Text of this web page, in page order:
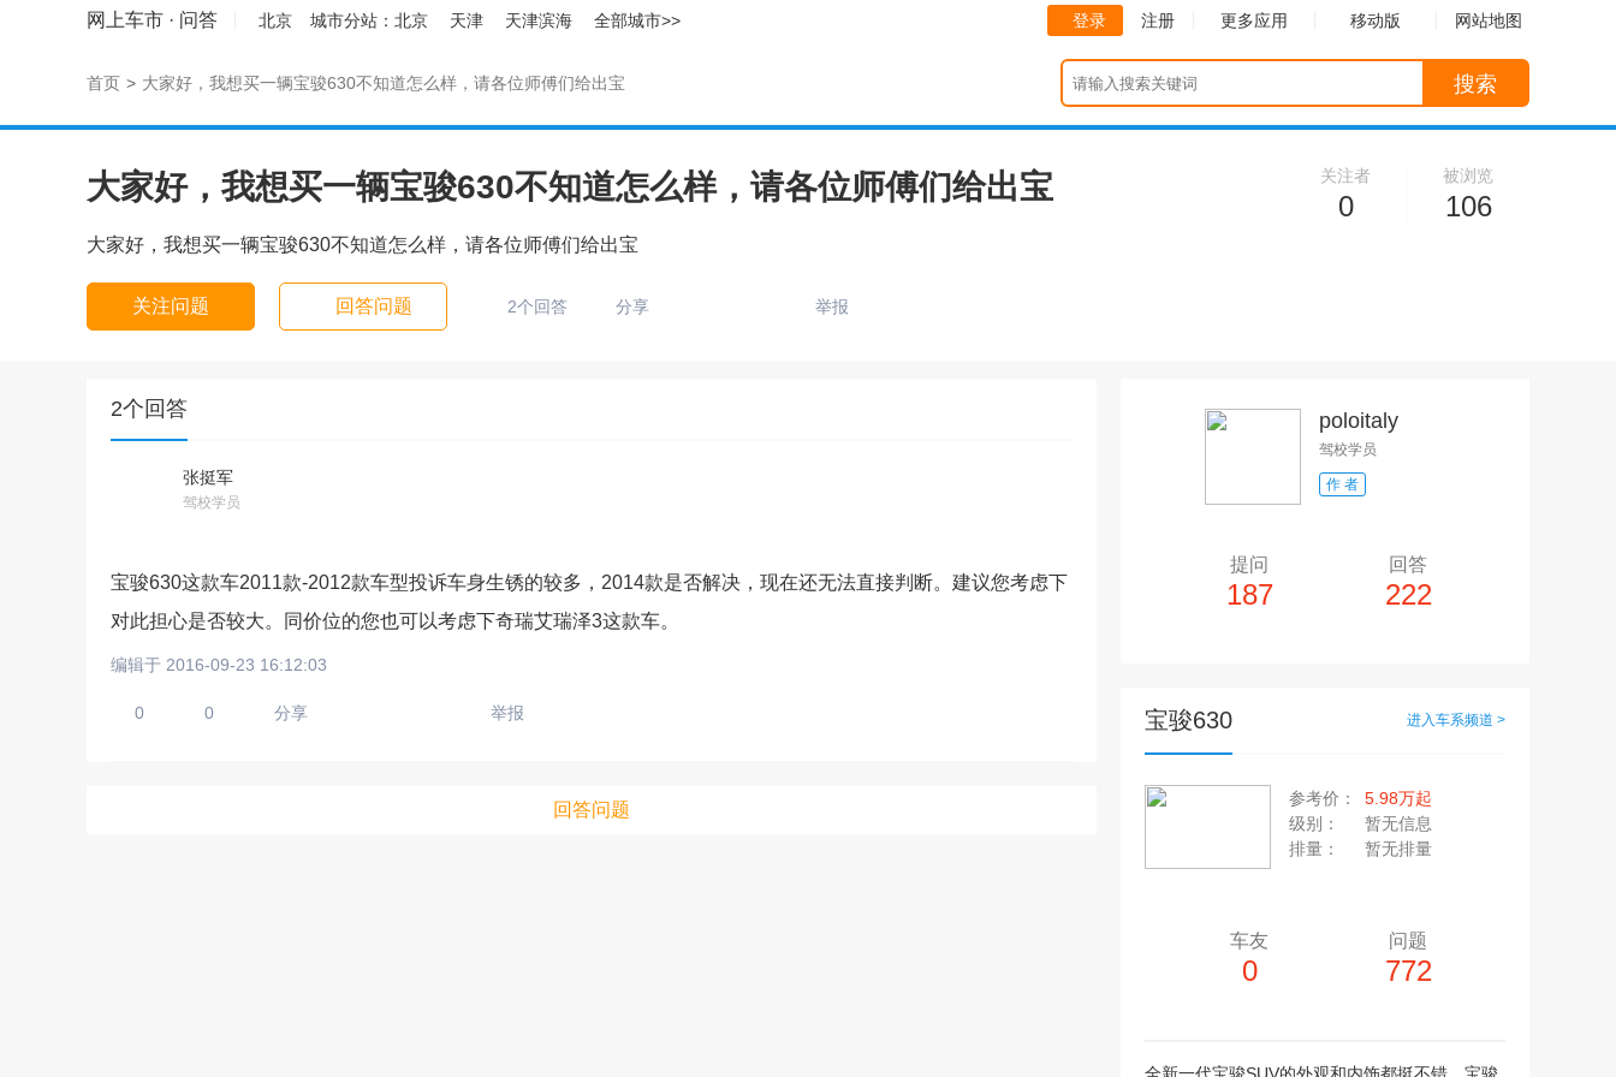
网上车市 · 问答 北京 城市分站： 北京 天津 天津滨海 全部城市>> 登录 注册 更多应用 移动版 网站地图
首页 > 大家好，我想买一辆宝骏630不知道怎么样，请各位师傅们给出宝 搜索
大家好，我想买一辆宝骏630不知道怎么样，请各位师傅们给出宝
大家好，我想买一辆宝骏630不知道怎么样，请各位师傅们给出宝
关注问题 回答问题 2个回答 分享 举报
被浏览
106
关注者
0
2个回答
张挺军
驾校学员
宝骏630这款车2011款-2012款车型投诉车身生锈的较多，2014款是否解决，现在还无法直接判断。建议您考虑下
对此担心是否较大。同价位的您也可以考虑下奇瑞艾瑞泽3这款车。
编辑于 2016-09-23 16:12:03
0 0 分享 举报
回答问题
poloitaly
驾校学员
作 者
提问
187
回答
222
宝骏630 进入车系频道 >
参考价：
5.98万起
级别：
暂无信息
排量：
暂无排量
车友
0
问题
772
上传视频最多10个，单个视频小于200M